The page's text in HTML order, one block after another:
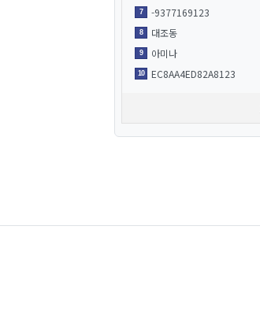
7 -9377169123
8 대조동
9 아미나
10 EC8AA4ED82A8123